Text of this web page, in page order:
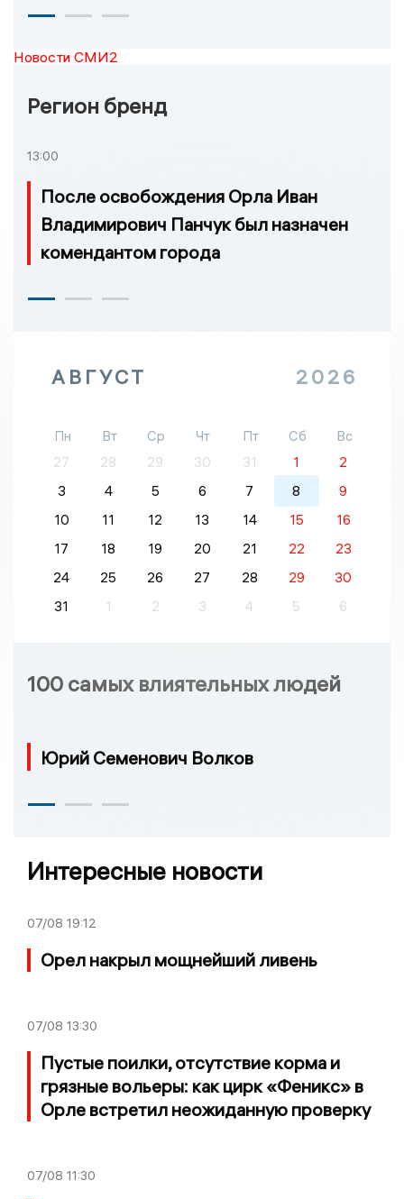
Новости СМИ2
Регион бренд
13:00
После освобождения Орла Иван
Владимирович Панчук был назначен
комендантом города
АВГУСТ 2026
Пн Вт Ср Чт Пт Сб
Вс
27
28 29 30 31 1
2
3
4 5 6 7 8
9
10
11 12 13 14 15
16
17
18 19 20 21 22
23
24
25 26 27 28 29
30
31
1 2 3 4 5 6
100 самых влиятельных людей
Юрий Семенович Волков
Интересные новости
07/08 19:12
Орел накрыл мощнейший ливень
07/08 13:30
Пустые поилки, отсутствие корма и
грязные вольеры: как цирк «Феникс» в
Орле встретил неожиданную проверку
07/08 11:30